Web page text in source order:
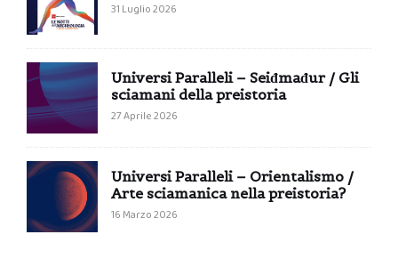
31 Luglio 2026
Universi Paralleli – Seiđmađur / Gli
sciamani della preistoria
27 Aprile 2026
Universi Paralleli – Orientalismo /
Arte sciamanica nella preistoria?
16 Marzo 2026